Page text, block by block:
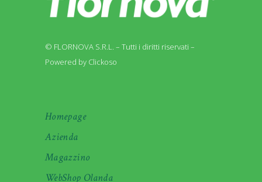
© FLORNOVA S.R.L. – Tutti i diritti riservati –
Powered by Clickoso
Homepage
Azienda
Magazzino
WebShop Olanda